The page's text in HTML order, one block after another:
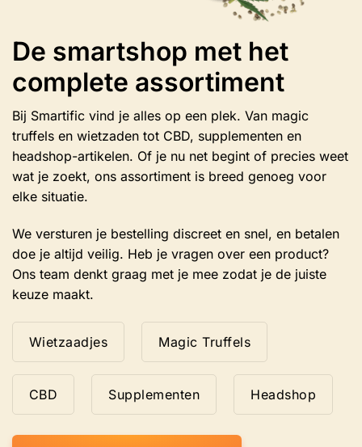
De smartshop met het
complete assortiment
Bij Smartific vind je alles op een plek. Van magic
truffels en wietzaden tot CBD, supplementen en
headshop-artikelen. Of je nu net begint of precies weet
wat je zoekt, ons assortiment is breed genoeg voor
elke situatie.
We versturen je bestelling discreet en snel, en betalen
doe je altijd veilig. Heb je vragen over een product?
Ons team denkt graag met je mee zodat je de juiste
keuze maakt.
Wietzaadjes Magic Truffels
CBD Supplementen Headshop